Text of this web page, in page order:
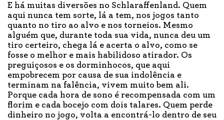
E há muitas diversões no Schlaraffenland. Quem
aqui nunca tem sorte, lá a tem, nos jogos tanto
quanto no tiro ao alvo e nos torneios. Mesmo
alguém que, durante toda sua vida, nunca deu um
tiro certeiro, chega lá e acerta o alvo, como se
fosse o melhor e mais habilidoso atirador. Os
preguiçosos e os dorminhocos, que aqui
empobrecem por causa de sua indolência e
terminam na falência, vivem muito bem ali.
Porque cada hora de sono é recompensada com um
florim e cada bocejo com dois talares. Quem perde
dinheiro no jogo, volta a encontrá-lo dentro de seu